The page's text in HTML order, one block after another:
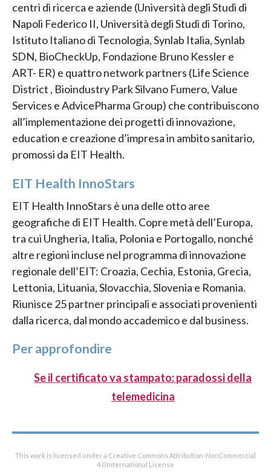
centri di ricerca e aziende (Università degli Studi di
Napoli Federico II, Università degli Studi di Torino,
Istituto Italiano di Tecnologia, Synlab Italia, Synlab
SDN, BioCheckUp, Fondazione Bruno Kessler e
ART- ER) e quattro network partners (Life Science
District , Bioindustry Park Silvano Fumero, Value
Services e AdvicePharma Group) che contribuiscono
all’implementazione dei progetti di innovazione,
education e creazione d’impresa in ambito sanitario,
promossi da EIT Health.
EIT Health InnoStars
EIT Health InnoStars è una delle otto aree
geografiche di EIT Health. Copre metà dell’Europa,
tra cui Ungheria, Italia, Polonia e Portogallo, nonché
altre regioni incluse nel programma di innovazione
regionale dell’EIT: Croazia, Cechia, Estonia, Grecia,
Lettonia, Lituania, Slovacchia, Slovenia e Romania.
Riunisce 25 partner principali e associati provenienti
dalla ricerca, dal mondo accademico e dal business.
Per approfondire
Se il certificato va stampato: paradossi della
telemedicina
This work is licensed under a Creative Commons Attribution-NonCommercial
4.0 International License